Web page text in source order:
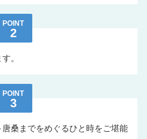
POINT
2
。
POINT
3
桑までをめぐるひと時をご堪能